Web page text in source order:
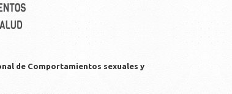
de Comportamientos sexuales y